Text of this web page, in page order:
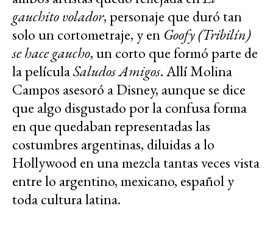
gauchito volador, personaje que duró tan
solo un cortometraje, y en Goofy (Tribilín)
se hace gaucho, un corto que formó parte de
la películaSaludos Amigos. Allí Molina
Campos asesoró a Disney, aunque se dice
que algo disgustado por la confusa forma
en que quedaban representadas las
costumbres argentinas, diluidas a lo
Hollywood en una mezcla tantas veces vista
entre lo argentino, mexicano, español y
toda cultura latina.